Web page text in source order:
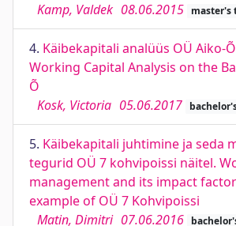
Kamp, Valdek 08.06.2015 master's
4. Käibekapitali analüüs OÜ Aiko-
Working Capital Analysis on the
Õ
Kosk, Victoria 05.06.2017
5. Käibekapitali juhtimine ja seda
tegurid OÜ 7 kohvipoissi näitel.
management and its impact
example of OÜ 7 Kohvipoissi
Matin, Dimitri 07.06.2016